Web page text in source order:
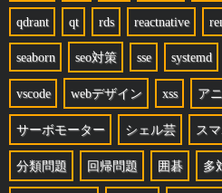
qdrant qt rds reactnative
seaborn seo対策 sse systemd
vscode webデザイン xss ア
サーボモーター シェル芸 ス
分類問題 回帰問題 囲碁 多